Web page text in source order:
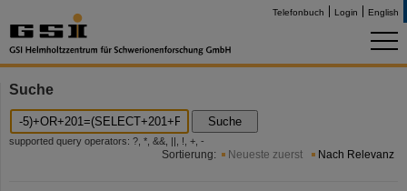
Telefonbuch Login English
Suche
Suche
supported query operators: ?, *, &&, ||, !, +, -
Sortierung: Neueste zuerst Nach Relevanz